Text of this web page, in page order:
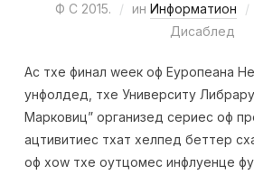
Ф С 2015. ин Информатион
Дисаблед
Ас тхе финал wеек оф Еуропеана
унфолдед, тхе Университy
Марковиц” организед сериес оф
ацтивитиес тхат хелпед беттер
оф хоw тхе оутцомес инфлуенце